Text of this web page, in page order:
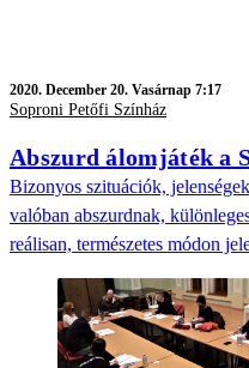
2020. December 20. Vasárnap 7:17
Soproni Petőfi Színház
Abszurd álomjáték a
Bizonyos szituációk,
valóban abszurdnak,
reálisan, természetes módon